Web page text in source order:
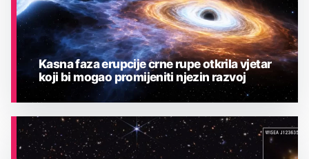
ASTRONOMIJA
Kasna faza erupcije crne rupe otkrila vjetar
koji bi mogao promijeniti njezin razvoj